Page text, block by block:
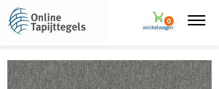
winkelwagen
0